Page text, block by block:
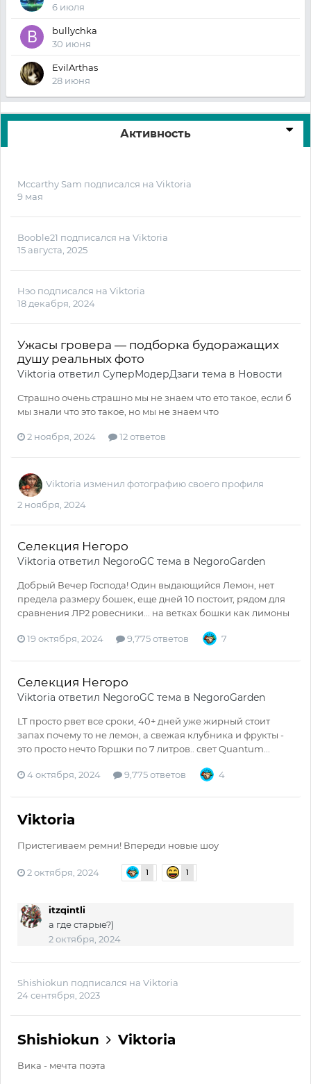
6 июля
bullychka
30 июня
EvilArthas
28 июня
Активность
Mccarthy Sam подписался на Viktoria
9 мая
Booble21 подписался на Viktoria
15 августа, 2025
Нэо подписался на Viktoria
18 декабря, 2024
Ужасы гровера — подборка будоражащих
душу реальных фото
Viktoria ответил СуперМодерДзаги тема в Новости
Страшно очень страшно мы не знаем что ето такое, если б
мы знали что это такое, но мы не знаем что
2 ноября, 2024 12 ответов
Viktoria изменил фотографию своего профиля
2 ноября, 2024
Селекция Негоро
Viktoria ответил NegoroGC тема в NegoroGarden
Добрый Вечер Господа! Один выдающийся Лемон, нет
предела размеру бошек, еще дней 10 постоит, рядом для
сравнения ЛР2 ровесники... на ветках бошки как лимоны
19 октября, 2024 9,775 ответов 7
Селекция Негоро
Viktoria ответил NegoroGC тема в NegoroGarden
LT просто рвет все сроки, 40+ дней уже жирный стоит
запах почему то не лемон, а свежая клубника и фрукты -
это просто нечто Горшки по 7 литров.. свет Quantum...
4 октября, 2024 9,775 ответов 4
Viktoria
Пристегиваем ремни! Впереди новые шоу
2 октября, 2024 1 1
itzqintli
а где старые?)
2 октября, 2024
Shishiokun подписался на Viktoria
24 сентября, 2023
Shishiokun Viktoria
Вика - мечта поэта